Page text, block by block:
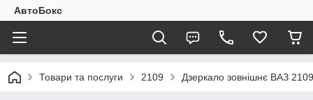
АвтоБокс
Товари та послуги 2109 Дзеркало зовнішнє ВАЗ